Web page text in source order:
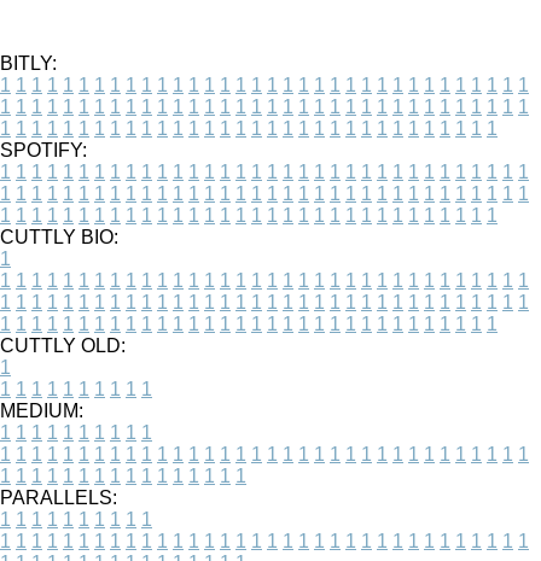
BITLY:
1 1 1 1 1 1 1 1 1 1 1 1 1 1 1 1 1 1 1 1 1 1 1 1 1 1 1 1 1 1 1 1 1 1
1 1 1 1 1 1 1 1 1 1 1 1 1 1 1 1 1 1 1 1 1 1 1 1 1 1 1 1 1 1 1 1 1 1
1 1 1 1 1 1 1 1 1 1 1 1 1 1 1 1 1 1 1 1 1 1 1 1 1 1 1 1 1 1 1 1
SPOTIFY:
1 1 1 1 1 1 1 1 1 1 1 1 1 1 1 1 1 1 1 1 1 1 1 1 1 1 1 1 1 1 1 1 1 1
1 1 1 1 1 1 1 1 1 1 1 1 1 1 1 1 1 1 1 1 1 1 1 1 1 1 1 1 1 1 1 1 1 1
1 1 1 1 1 1 1 1 1 1 1 1 1 1 1 1 1 1 1 1 1 1 1 1 1 1 1 1 1 1 1 1
CUTTLY BIO:
1
1 1 1 1 1 1 1 1 1 1 1 1 1 1 1 1 1 1 1 1 1 1 1 1 1 1 1 1 1 1 1 1 1 1
1 1 1 1 1 1 1 1 1 1 1 1 1 1 1 1 1 1 1 1 1 1 1 1 1 1 1 1 1 1 1 1 1 1
1 1 1 1 1 1 1 1 1 1 1 1 1 1 1 1 1 1 1 1 1 1 1 1 1 1 1 1 1 1 1 1
CUTTLY OLD:
1
1 1 1 1 1 1 1 1 1 1
MEDIUM:
1 1 1 1 1 1 1 1 1 1
1 1 1 1 1 1 1 1 1 1 1 1 1 1 1 1 1 1 1 1 1 1 1 1 1 1 1 1 1 1 1 1 1 1
1 1 1 1 1 1 1 1 1 1 1 1 1 1 1 1
PARALLELS:
1 1 1 1 1 1 1 1 1 1
1 1 1 1 1 1 1 1 1 1 1 1 1 1 1 1 1 1 1 1 1 1 1 1 1 1 1 1 1 1 1 1 1 1